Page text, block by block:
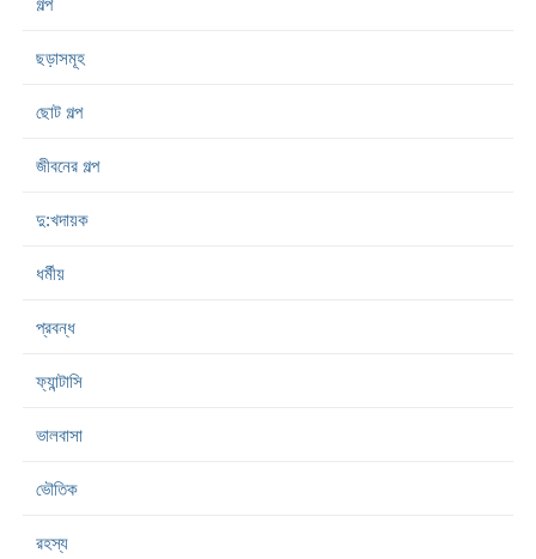
ছড়াসমূহ
ছোট গল্প
জীবনের গল্প
দু:খদায়ক
ধর্মীয়
প্রবন্ধ
ফ্যান্টাসি
ভালবাসা
ভৌতিক
রহস্য